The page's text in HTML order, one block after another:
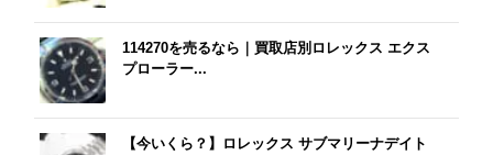
114270を売るなら｜買取店別ロレックス エクス
プローラー...
【今いくら？】ロレックス サブマリーナデイト